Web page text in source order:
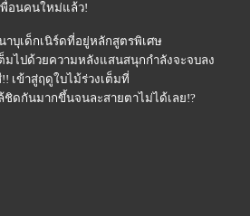
พื่อนคนใหม่แล้ว!
บุเด็กเนิร์ดที่อยู่หลักสูตรพิเศษ
มไปด้วยความหลังแสนสนุกกำลังจะจบลง
เข้าสู่ฤดูใบไม้ร่วงเต็มที่
ดกันมากขึ้นจนละสายตาไม่ได้เลย!?